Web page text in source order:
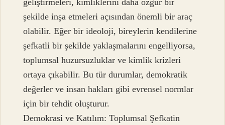
şekilde inşa etmeleri açısından önemli bir araç
olabilir. Eğer bir ideoloji, bireylerin kendilerine
şefkatli bir şekilde yaklaşmalarını engelliyorsa,
toplumsal huzursuzluklar ve kimlik krizleri
ortaya çıkabilir. Bu tür durumlar, demokratik
değerler ve insan hakları gibi evrensel normlar
için bir tehdit oluşturur.
Demokrasi ve Katılım: Toplumsal Şefkatin